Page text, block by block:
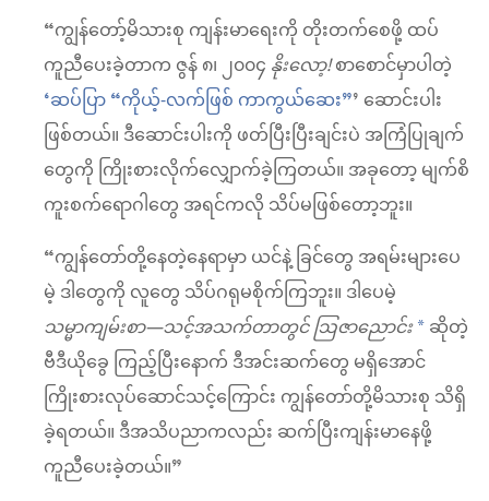
“ကျွန်တော့်မိသားစု ကျန်းမာရေးကို တိုးတက်စေဖို့ ထပ်
ကူညီပေးခဲ့တာက ဇွန် ၈၊ ၂၀၀၄နိုးလော့!စာစောင်မှာပါတဲ့
‘ဆပ်ပြာ “ကိုယ့်-လက်ဖြစ် ကာကွယ်ဆေး”’ ဆောင်းပါး
ဖြစ်တယ်။ ဒီဆောင်းပါးကို ဖတ်ပြီးပြီးချင်းပဲ အကြံပြုချက်
တွေကို ကြိုးစားလိုက်လျှောက်ခဲ့ကြတယ်။ အခုတော့ မျက်စိ
ကူးစက်ရောဂါတွေ အရင်ကလို သိပ်မဖြစ်တော့ဘူး။
“ကျွန်တော်တို့နေတဲ့နေရာမှာ ယင်နဲ့ ခြင်တွေ အရမ်းများပေ
မဲ့ ဒါတွေကို လူတွေ သိပ်ဂရုမစိုက်ကြဘူး။ ဒါပေမဲ့
သမ္မာကျမ်းစာ—သင့်အသက်တာတွင် ဩဇာညောင်း * ဆိုတဲ့
ဗီဒီယိုခွေ ကြည့်ပြီးနောက် ဒီအင်းဆက်တွေ မရှိအောင်
ကြိုးစားလုပ်ဆောင်သင့်ကြောင်း ကျွန်တော်တို့မိသားစု သိရှိ
ခဲ့ရတယ်။ ဒီအသိပညာကလည်း ဆက်ပြီးကျန်းမာနေဖို့
ကူညီပေးခဲ့တယ်။”